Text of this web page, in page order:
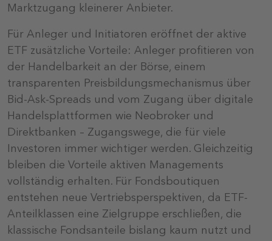
Marktzugang kleinerer Anbieter.
Für Anleger und Initiatoren eröffnet der aktive
ETF zusätzliche Vorteile: Anleger profitieren von
der Handelbarkeit an der Börse, einem
transparenten Preisbildungsmechanismus über
Bid-Ask-Spreads und vom Zugang über digitale
Handelsplattformen wie Neobroker und
Direktbanken – Zugangswege, die für viele
Investoren immer wichtiger werden. Gleichzeitig
bleiben die Vorteile aktiven Managements
vollständig erhalten. Für Fondsboutiquen
entstehen neue Vertriebsperspektiven, da ETF-
Anteilklassen eine Zielgruppe erschließen, die
klassische Fondsanteile bislang kaum nutzt und